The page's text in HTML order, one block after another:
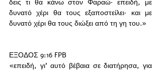
δεις τι θα κάνω στον Φαραώ· επειδή, με
δυνατό χέρι θα τους εξαποστείλει· και με
δυνατό χέρι θα τους διώξει από τη γη του.»
ΕΞΟΔΟΣ 9:16 FPB
«επειδή, γι’ αυτό βέβαια σε διατήρησα, για